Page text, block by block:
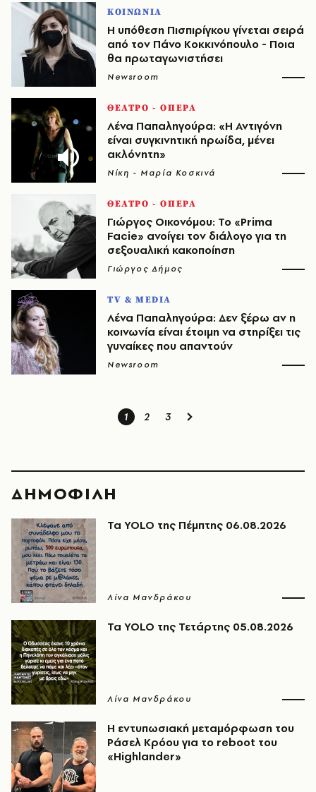
ΚΟΙΝΩΝΙΑ
Η υπόθεση Πισπιρίγκου γίνεται σειρά
από τον Πάνο Κοκκινόπουλο - Ποια
θα πρωταγωνιστήσει
Newsroom
ΘΕΑΤΡΟ - ΟΠΕΡΑ
Λένα Παπαληγούρα: «Η Αντιγόνη
είναι συγκινητική ηρωίδα, μένει
ακλόνητη»
Νίκη - Μαρία Κοσκινά
ΘΕΑΤΡΟ - ΟΠΕΡΑ
Γιώργος Οικονόμου: Το «Prima
Facie» ανοίγει τον διάλογο για τη
σεξουαλική κακοποίηση
Γιώργος Δήμος
TV & MEDIA
Λένα Παπαληγούρα: Δεν ξέρω αν η
κοινωνία είναι έτοιμη να στηρίξει τις
γυναίκες που απαντούν
Newsroom
1 2 3
ΔΗΜΟΦΙΛΗ
Τα YOLO της Πέμπτης 06.08.2026
Λίνα Μανδράκου
Τα YOLO της Τετάρτης 05.08.2026
Λίνα Μανδράκου
Η εντυπωσιακή μεταμόρφωση του
Ράσελ Κρόου για το reboot του
«Highlander»